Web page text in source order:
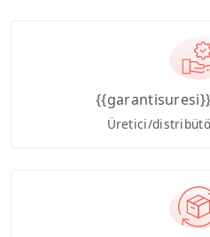
{{garantisuresi}}
Üretici/